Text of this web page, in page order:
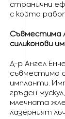
странични
с който
Съвместима
силиконови
Д-р Ангел
съвместима
импланти.
гръден
млечната
лазерният